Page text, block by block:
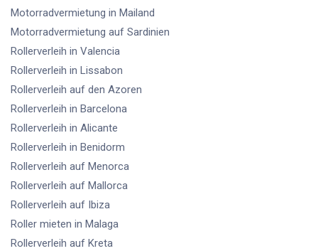
Motorradvermietung in Mailand
Motorradvermietung auf Sardinien
Rollerverleih in Valencia
Rollerverleih in Lissabon
Rollerverleih auf den Azoren
Rollerverleih in Barcelona
Rollerverleih in Alicante
Rollerverleih in Benidorm
Rollerverleih auf Menorca
Rollerverleih auf Mallorca
Rollerverleih auf Ibiza
Roller mieten in Malaga
Rollerverleih auf Kreta